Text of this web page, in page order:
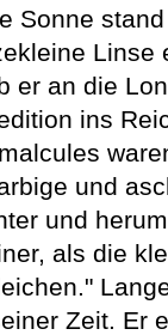
Sonne
an die
ins
und
und
als die
Zeit. Er